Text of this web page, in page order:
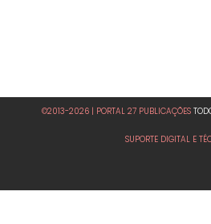
©2013-2026 | PORTAL 27 PUBLICAÇÕES
SUPORTE DIGITAL E